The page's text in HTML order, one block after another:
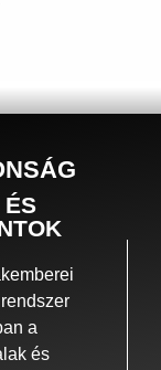
a
és